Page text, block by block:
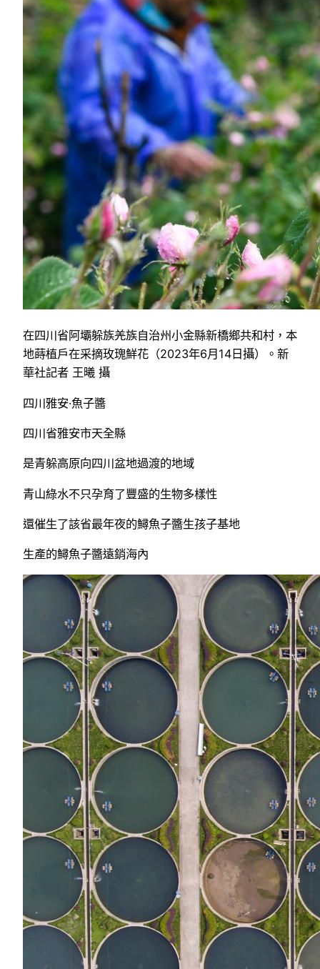
在四川省阿壩躲族羌族自治州小金縣新橋鄉共和村，本
地蒔植戶在采摘玫瑰鮮花（2023年6月14日攝）。新
華社記者 王曦 攝
四川雅安·魚子醬
四川省雅安市天全縣
是青躲高原向四川盆地過渡的地域
青山綠水不只孕育了豐盛的生物多樣性
還催生了該省最年夜的鱘魚子醬生孩子基地
生產的鱘魚子醬遠銷海內